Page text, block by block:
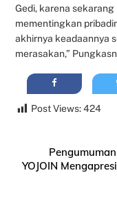
Gedi, karena
mementingkan
akhirnya keadaannya
merasakan,”
Post Views: 424
Pengumuman
YOJOIN